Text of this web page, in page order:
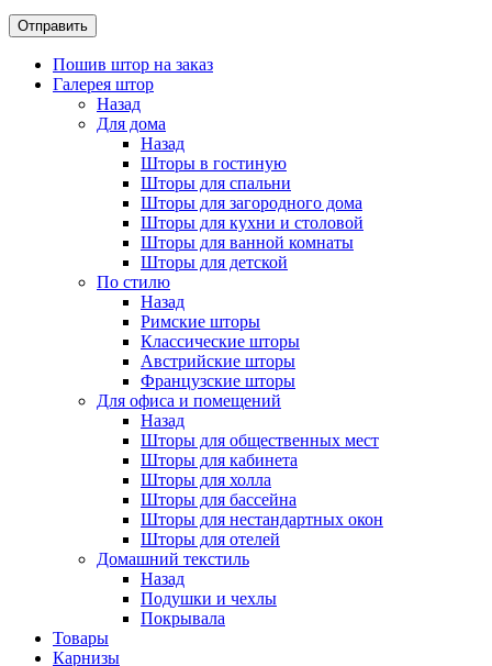
Пошив штор на заказ
Галерея штор
Назад
Для дома
Назад
Шторы в гостиную
Шторы для спальни
Шторы для загородного дома
Шторы для кухни и столовой
Шторы для ванной комнаты
Шторы для детской
По стилю
Назад
Римские шторы
Классические шторы
Австрийские шторы
Французские шторы
Для офиса и помещений
Назад
Шторы для общественных мест
Шторы для кабинета
Шторы для холла
Шторы для бассейна
Шторы для нестандартных окон
Шторы для отелей
Домашний текстиль
Назад
Подушки и чехлы
Покрывала
Товары
Карнизы